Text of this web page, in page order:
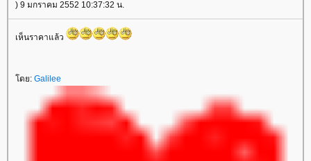
) 9 มกราคม 2552 10:37:32 น.
เห็นราคาแล้ว
ดย: Galilee